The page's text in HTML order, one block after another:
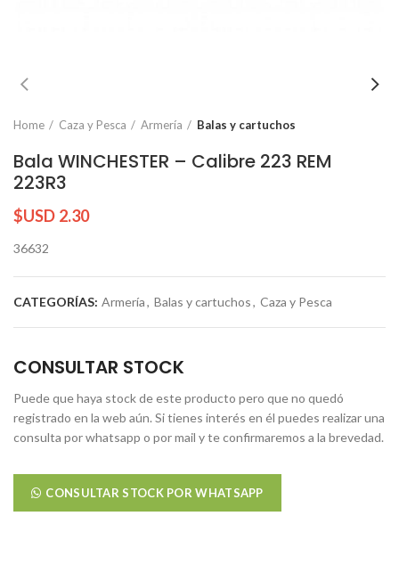
Home Caza y Pesca Armería Balas y cartuchos
Bala WINCHESTER – Calibre 223 REM
223R3
$USD 2.30
36632
CATEGORÍAS: Armería, Balas y cartuchos, Caza y Pesca
CONSULTAR STOCK
Puede que haya stock de este producto pero que no quedó
registrado en la web aún. Si tienes interés en él puedes realizar una
consulta por whatsapp o por mail y te confirmaremos a la brevedad.
CONSULTAR STOCK POR WHATSAPP